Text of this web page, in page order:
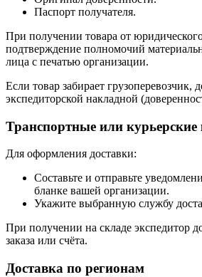
Паспорт получателя.
При получении товара от
подтверждение полномочий
лица с печатью организации.
Если товар забирает грузоперевозчик,
экспедиторской накладной
Транспортные или
Для оформления доставки:
Составьте и отправьте
бланке вашей организации.
Укажите выбранную службу
При получении на складе экспедитор
заказа или счёта.
Доставка по регионам